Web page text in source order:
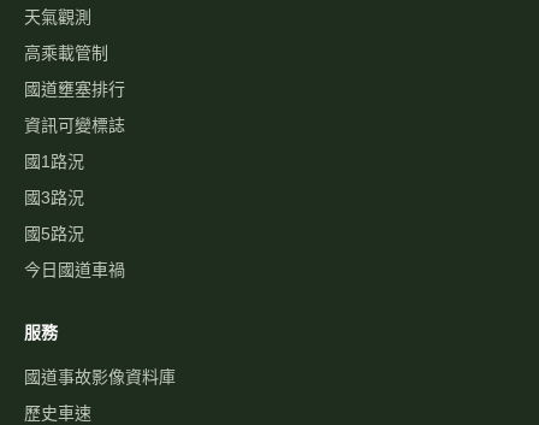
天氣觀測
高乘載管制
國道壅塞排行
資訊可變標誌
國1路況
國3路況
國5路況
今日國道車禍
服務
國道事故影像資料庫
歷史車速